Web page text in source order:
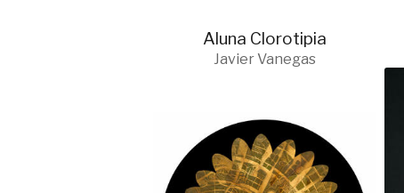
Aluna Clorotipia
Javier Vanegas